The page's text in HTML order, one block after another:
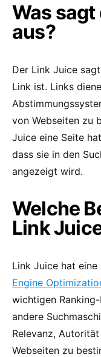
Was
aus?
Der Link Juice
Link ist. Links
von Webseiten zu
Juice eine Seite
dass sie in den
angezeigt wird.
Welche
Link
Link Juice hat
Engine
wichtigen
andere
Relevanz,
Webseiten zu